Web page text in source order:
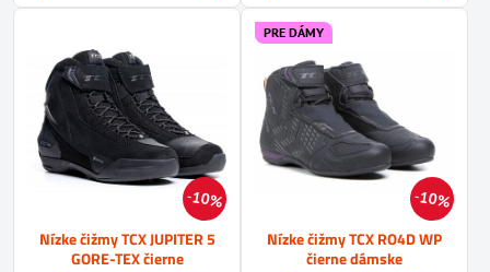
10%
Nízke čižmy TCX JUPITER 5
GORE-TEX čierne
10%
PRE DÁMY
Nízke čižmy TCX RO4D WP
čierne dámske